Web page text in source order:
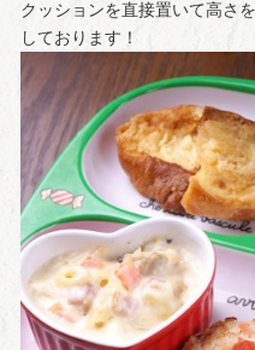
クッションを直接置いて高さ
しております！